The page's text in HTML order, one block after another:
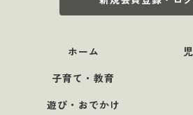
ホーム
子育て・教育
遊び・おでかけ